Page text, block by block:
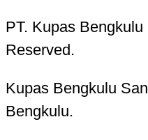
PT. Kupas
Reserved.
Kupas Bengkulu
Bengkulu.